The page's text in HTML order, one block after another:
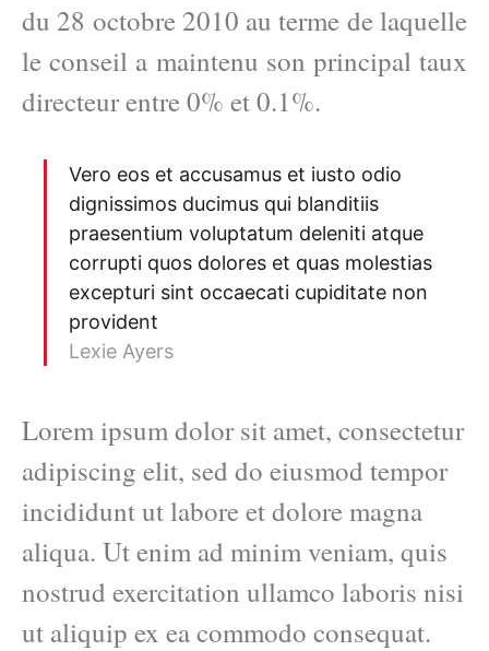
du 28 octobre 2010 au terme de laquelle
le conseil a maintenu son principal taux
directeur entre 0% et 0.1%.
Vero eos et accusamus et iusto odio
dignissimos ducimus qui blanditiis
praesentium voluptatum deleniti atque
corrupti quos dolores et quas molestias
excepturi sint occaecati cupiditate non
provident
Lexie Ayers
Lorem ipsum dolor sit amet, consectetur
adipiscing elit, sed do eiusmod tempor
incididunt ut labore et dolore magna
aliqua. Ut enim ad minim veniam, quis
nostrud exercitation ullamco laboris nisi
ut aliquip ex ea commodo consequat.